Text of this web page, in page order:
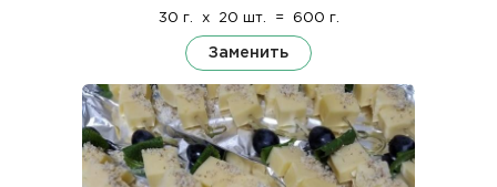
30 г. x 20 шт. = 600 г.
Заменить